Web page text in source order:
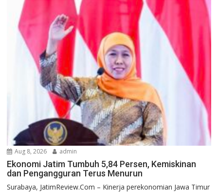
Aug 8, 2026 admin
Ekonomi Jatim Tumbuh 5,84 Persen, Kemiskinan
dan Pengangguran Terus Menurun
Surabaya, JatimReview.Com – Kinerja perekonomian Jawa Timur